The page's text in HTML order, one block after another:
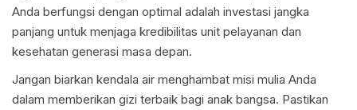
Anda berfungsi dengan optimal adalah investasi jangka
panjang untuk menjaga kredibilitas unit pelayanan dan
kesehatan generasi masa depan.
Jangan biarkan kendala air menghambat misi mulia Anda
dalam memberikan gizi terbaik bagi anak bangsa. Pastikan